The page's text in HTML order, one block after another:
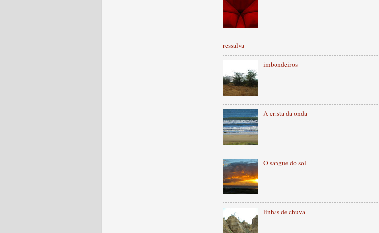
ressalva
imbondeiros
A crista da onda
O sangue do sol
linhas de chuva